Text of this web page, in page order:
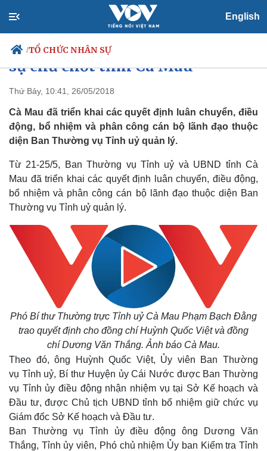
English
/TỔ CHỨC NHÂN SỰ
Chính trị
Đảng
Tổ chức nhân sự
Nhận diện sự thật
Xã hội
Tin 24h
Dự báo thời tiết
Dấu ấn VOV
Việc làm
Biển đảo
Điều động, bổ nhiệm nhiều nhân
sự chủ chốt tỉnh Cà Mau
Thứ Bảy, 10:41, 26/05/2018
Cà Mau đã triển khai các quyết định luân chuyển, điều
động, bổ nhiệm và phân công cán bộ lãnh đạo thuộc
diện Ban Thường vụ Tỉnh uỷ quản lý.
Từ 21-25/5, Ban Thường vụ Tỉnh uỷ và UBND tỉnh Cà
Mau đã triển khai các quyết định luân chuyển, điều động,
bổ nhiệm và phân công cán bộ lãnh đạo thuộc diện Ban
Thường vụ Tỉnh uỷ quản lý.
Phó Bí thư Thường trực Tỉnh uỷ Cà Mau Phạm Bạch Đằng
trao quyết định cho đồng chí Huỳnh Quốc Việt và đồng
chí Dương Văn Thắng. Ảnh báo Cà Mau.
Theo đó, ông Huỳnh Quốc Việt, Ủy viên Ban Thường
vụ Tỉnh uỷ, Bí thư Huyện ủy Cái Nước được Ban Thường
vụ Tỉnh ủy điều động nhận nhiệm vụ tại Sở Kế hoạch và
Đầu tư, được Chủ tịch UBND tỉnh bổ nhiệm giữ chức vụ
Giám đốc Sở Kế hoạch và Đầu tư.
Ban Thường vụ Tỉnh ủy điều động ông Dương Văn
Thắng, Tỉnh ủy viên, Phó chủ nhiệm Ủy ban Kiểm tra Tỉnh